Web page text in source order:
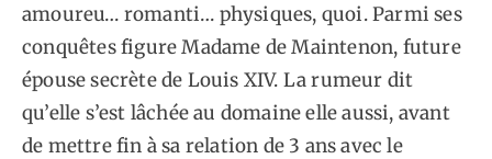
amoureu… romanti… physiques, quoi. Parmi ses
conquêtes figure Madame de Maintenon, future
épouse secrète de Louis XIV. La rumeur dit
qu’elle s’est lâchée au domaine elle aussi, avant
de mettre fin à sa relation de 3 ans avec le